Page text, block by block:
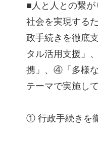
■人と人との繋
社会を実現する
政手続きを徹底
タル活用支援」
携」、④「多様
テーマで実施して
① 行政手続きを